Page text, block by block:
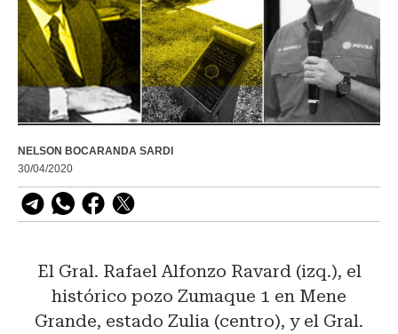
NELSON BOCARANDA SARDI
30/04/2020
El Gral. Rafael Alfonzo Ravard (izq.), el
histórico pozo Zumaque 1 en Mene
Grande, estado Zulia (centro), y el Gral.